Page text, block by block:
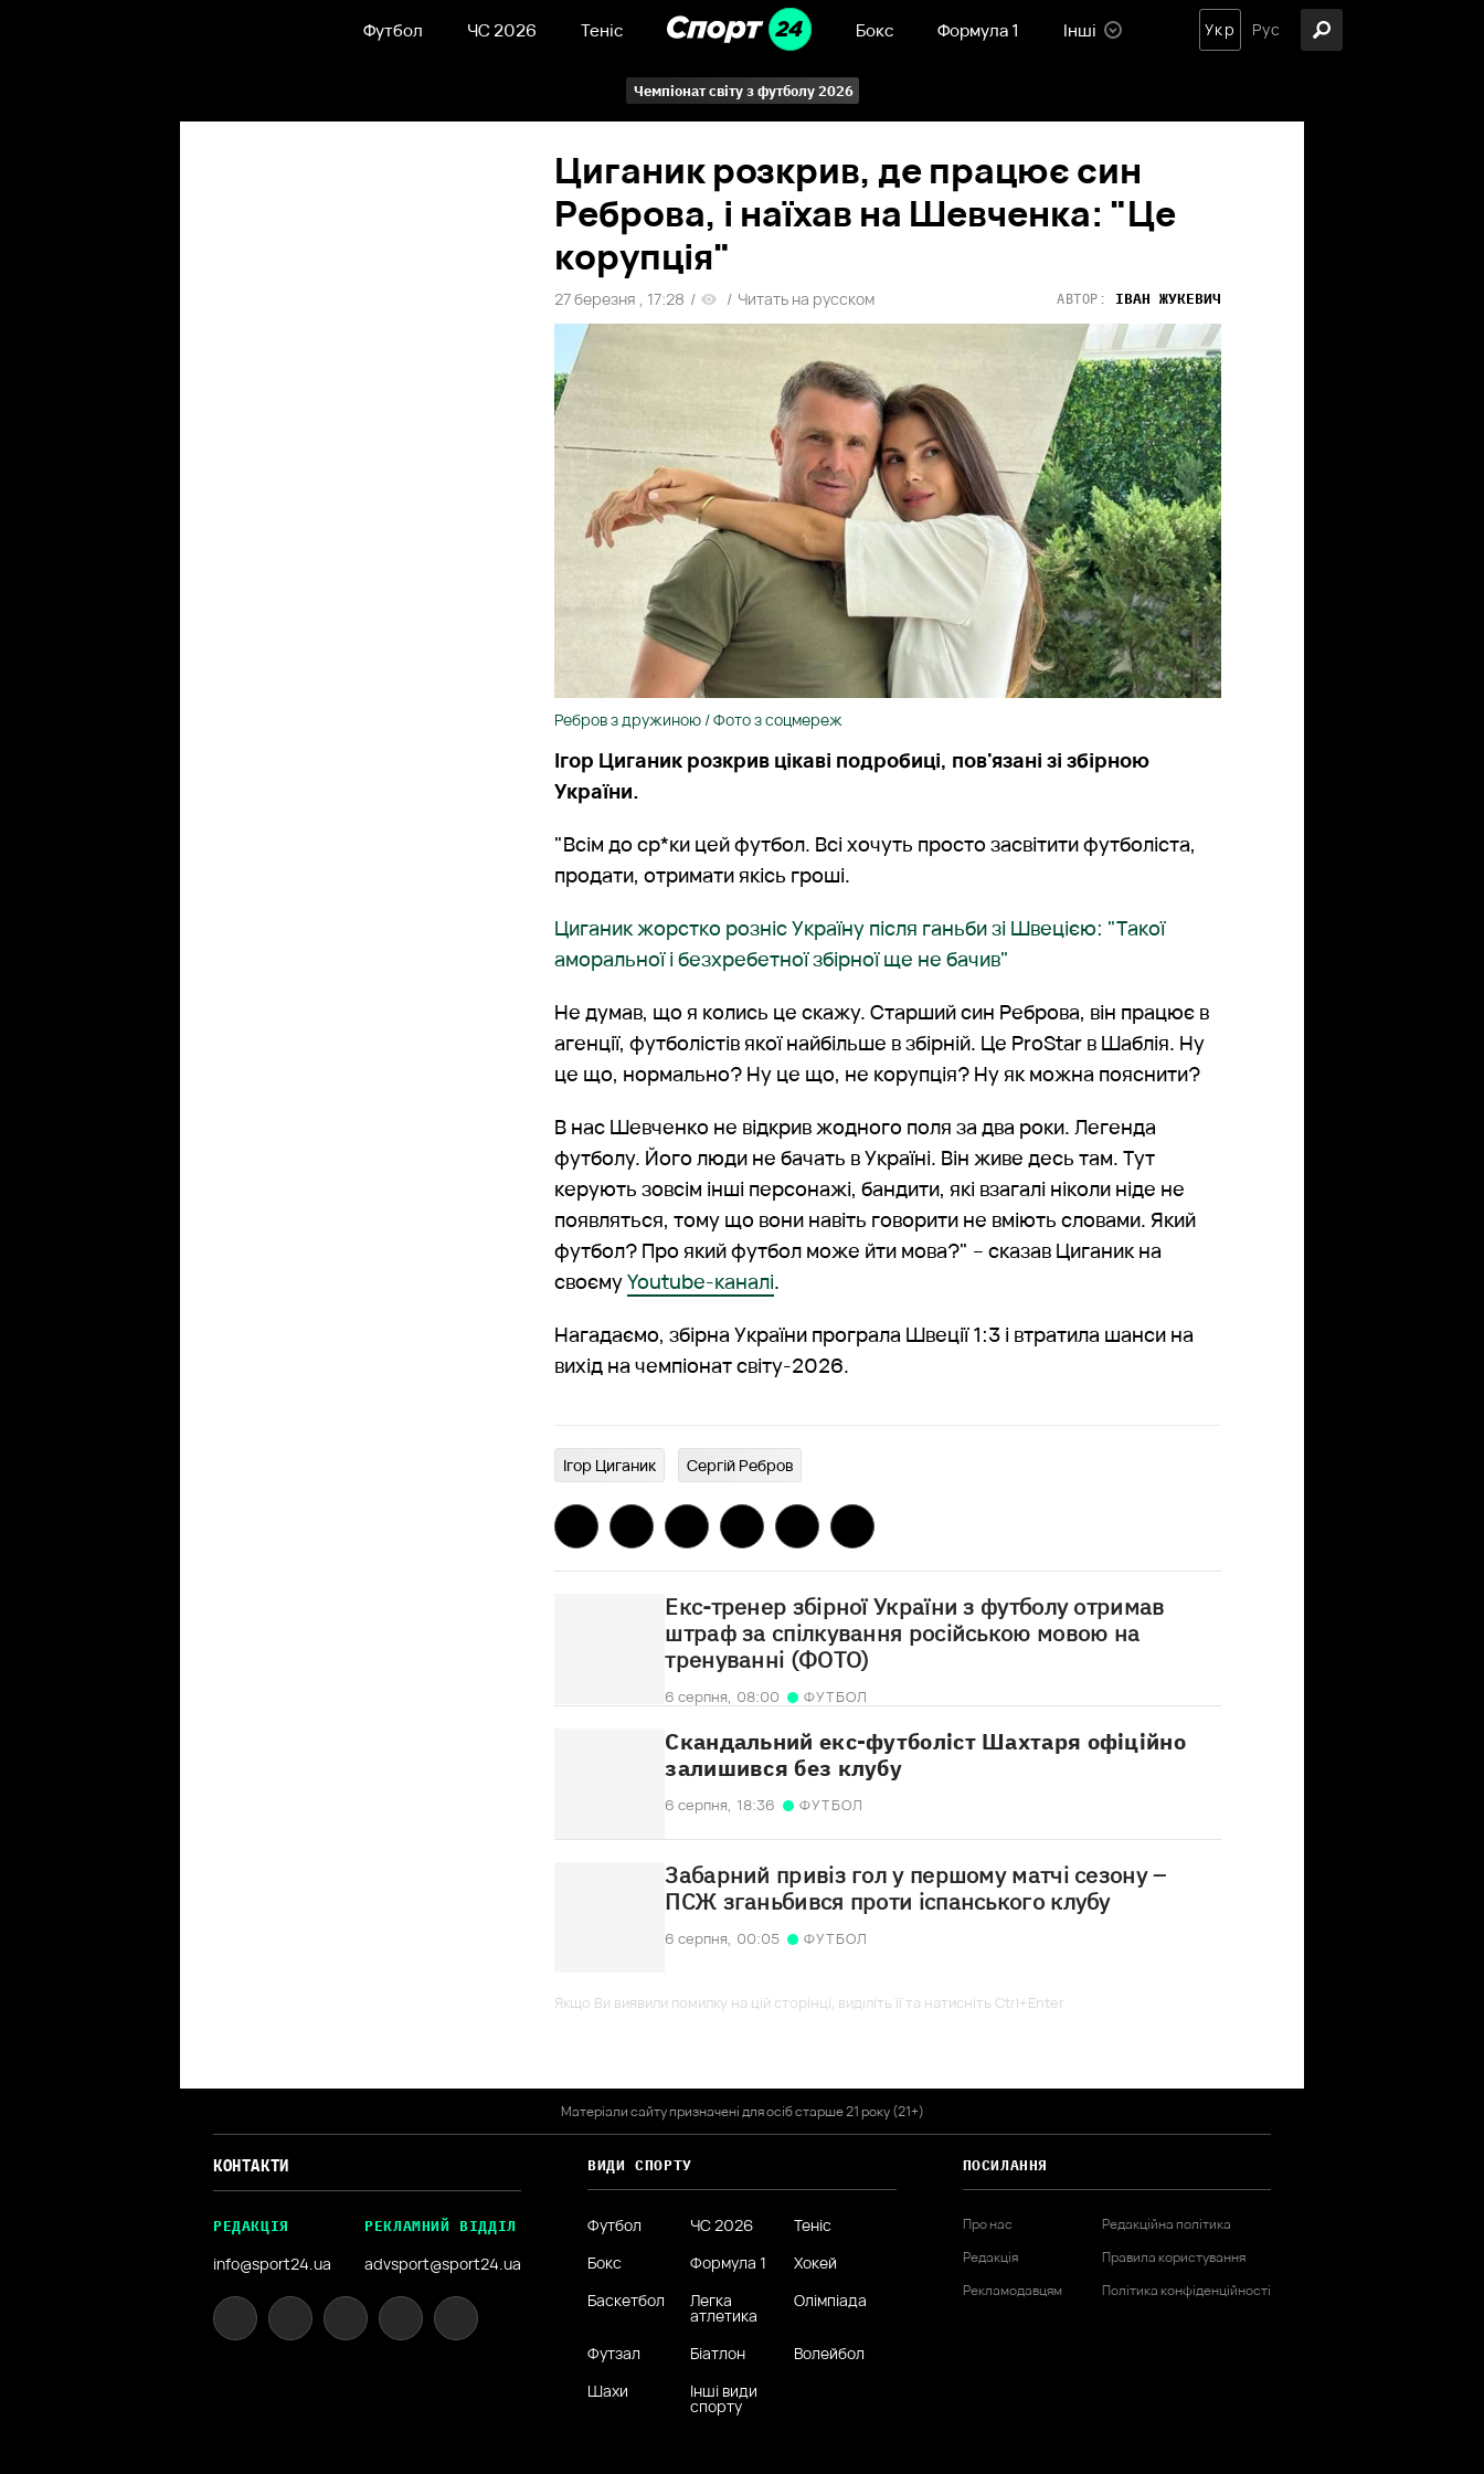
Футбол ЧС 2026 Теніс Бокс Формула 1 Інші Укр Рус
Чемпіонат світу з футболу 2026
Циганик розкрив, де працює син
Реброва, і наїхав на Шевченка: "Це
корупція"
27 березня , 17:28 / / Читать на русском АВТОР: ІВАН ЖУКЕВИЧ
Ребров з дружиною / Фото з соцмереж
Ігор Циганик розкрив цікаві подробиці, пов'язані зі збірною
України.
"Всім до ср*ки цей футбол. Всі хочуть просто засвітити футболіста,
продати, отримати якісь гроші.
Циганик жорстко розніс Україну після ганьби зі Швецією: "Такої
аморальної і безхребетної збірної ще не бачив"
Не думав, що я колись це скажу. Старший син Реброва, він працює в
агенції, футболістів якої найбільше в збірній. Це ProStar в Шаблія. Ну
це що, нормально? Ну це що, не корупція? Ну як можна пояснити?
В нас Шевченко не відкрив жодного поля за два роки. Легенда
футболу. Його люди не бачать в Україні. Він живе десь там. Тут
керують зовсім інші персонажі, бандити, які взагалі ніколи ніде не
появляться, тому що вони навіть говорити не вміють словами. Який
футбол? Про який футбол може йти мова?" – сказав Циганик на
своємуYoutube-каналі.
Нагадаємо, збірна України програла Швеції 1:3 і втратила шанси на
вихід на чемпіонат світу-2026.
Ігор Циганик Сергій Ребров
Екс-тренер збірної України з футболу отримав
штраф за спілкування російською мовою на
тренуванні (ФОТО)
6 серпня, 08:00 ФУТБОЛ
Скандальний екс-футболіст Шахтаря офіційно
залишився без клубу
6 серпня, 18:36 ФУТБОЛ
Забарний привіз гол у першому матчі сезону –
ПСЖ зганьбився проти іспанського клубу
6 серпня, 00:05 ФУТБОЛ
Якщо Ви виявили помилку на цій сторінці, виділіть її та натисніть Ctrl+Enter
Матеріали сайту призначені для осіб старше 21 року (21+)
КОНТАКТИ
РЕДАКЦІЯ
info@sport24.ua
РЕКЛАМНИЙ ВІДДІЛ
advsport@sport24.ua
ВИДИ СПОРТУ
Футбол ЧС 2026
Теніс
Бокс
Формула 1
Хокей
Баскетбол
Легка
атлетика
Олімпіада
Футзал Біатлон
Волейбол
Шахи
Інші види
спорту
ПОСИЛАННЯ
Про нас
Редакція
Рекламодавцям
Редакційна політика
Правила користування
Політика конфіденційності